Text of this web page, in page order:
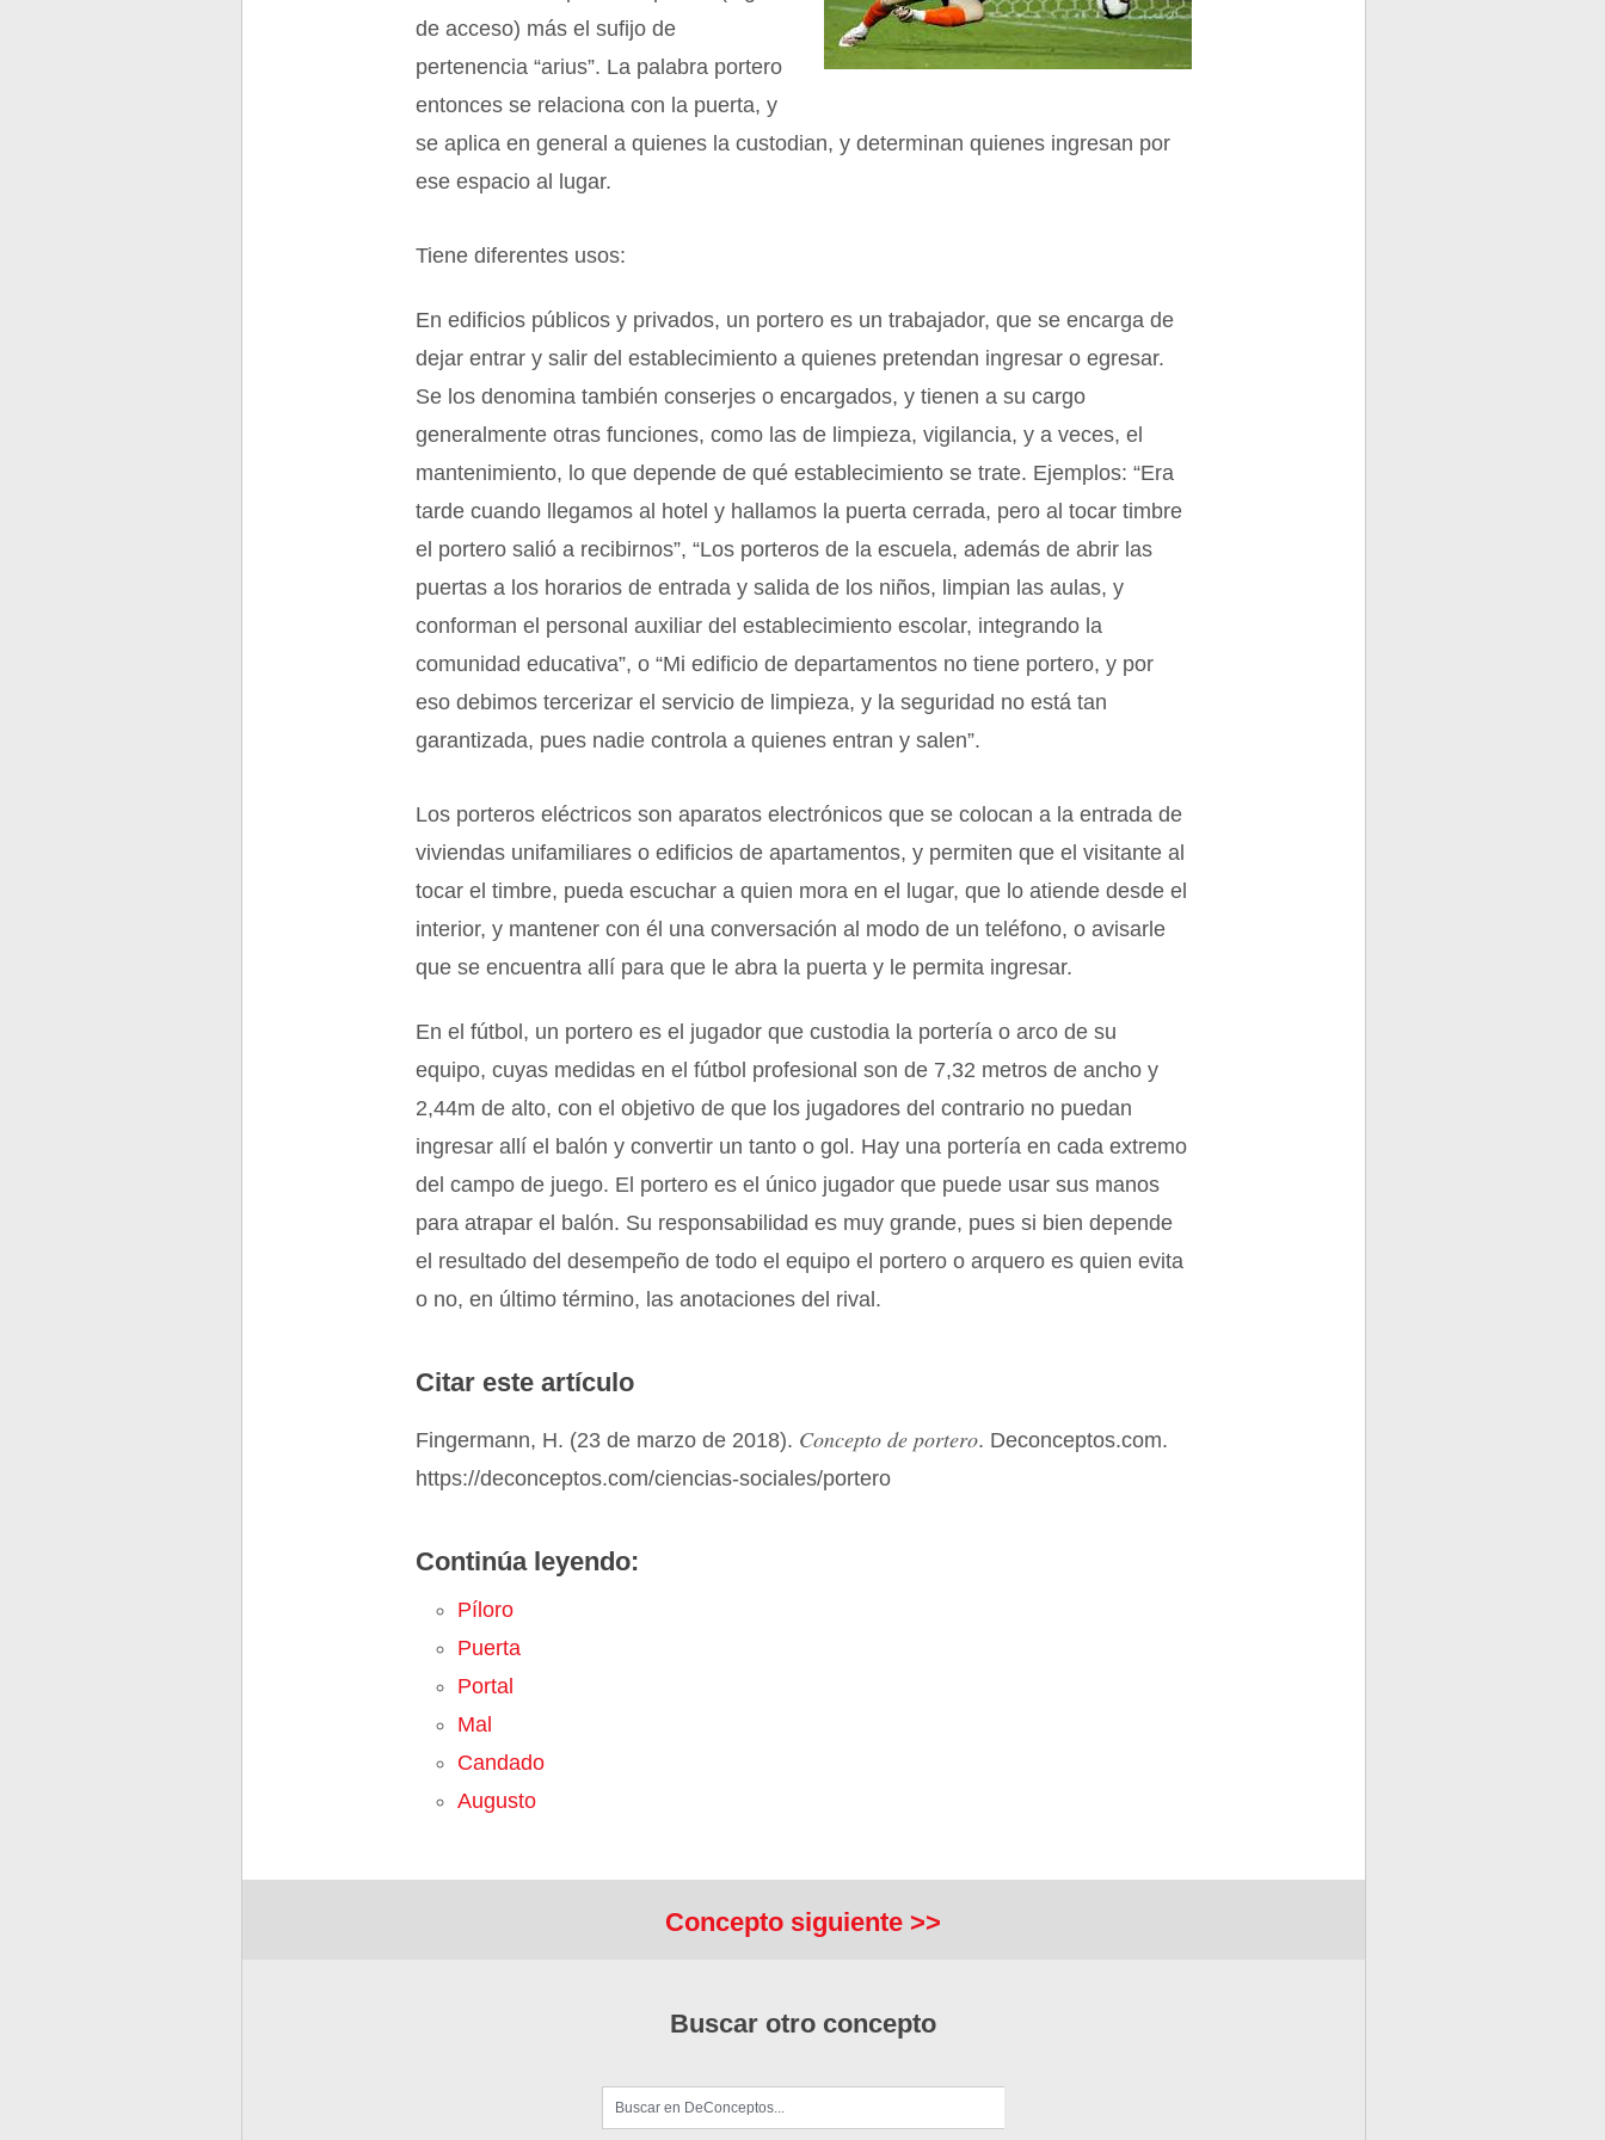
de acceso) más el sufijo de
pertenencia “arius”. La palabra portero
entonces se relaciona con la puerta, y
se aplica en general a quienes la custodian, y determinan quienes ingresan por
ese espacio al lugar.
Tiene diferentes usos:
En edificios públicos y privados, un portero es un trabajador, que se encarga de
dejar entrar y salir del establecimiento a quienes pretendan ingresar o egresar.
Se los denomina también conserjes o encargados, y tienen a su cargo
generalmente otras funciones, como las de limpieza, vigilancia, y a veces, el
mantenimiento, lo que depende de qué establecimiento se trate. Ejemplos: “Era
tarde cuando llegamos al hotel y hallamos la puerta cerrada, pero al tocar timbre
el portero salió a recibirnos”, “Los porteros de la escuela, además de abrir las
puertas a los horarios de entrada y salida de los niños, limpian las aulas, y
conforman el personal auxiliar del establecimiento escolar, integrando la
comunidad educativa”, o “Mi edificio de departamentos no tiene portero, y por
eso debimos tercerizar el servicio de limpieza, y la seguridad no está tan
garantizada, pues nadie controla a quienes entran y salen”.
Los porteros eléctricos son aparatos electrónicos que se colocan a la entrada de
viviendas unifamiliares o edificios de apartamentos, y permiten que el visitante al
tocar el timbre, pueda escuchar a quien mora en el lugar, que lo atiende desde el
interior, y mantener con él una conversación al modo de un teléfono, o avisarle
que se encuentra allí para que le abra la puerta y le permita ingresar.
En el fútbol, un portero es el jugador que custodia la portería o arco de su
equipo, cuyas medidas en el fútbol profesional son de 7,32 metros de ancho y
2,44m de alto, con el objetivo de que los jugadores del contrario no puedan
ingresar allí el balón y convertir un tanto o gol. Hay una portería en cada extremo
del campo de juego. El portero es el único jugador que puede usar sus manos
para atrapar el balón. Su responsabilidad es muy grande, pues si bien depende
el resultado del desempeño de todo el equipo el portero o arquero es quien evita
o no, en último término, las anotaciones del rival.
Citar este artículo
Fingermann, H. (23 de marzo de 2018). Concepto de portero. Deconceptos.com.
https://deconceptos.com/ciencias-sociales/portero
Continúa leyendo:
Píloro
Puerta
Portal
Mal
Candado
Augusto
Concepto siguiente >>
Buscar otro concepto